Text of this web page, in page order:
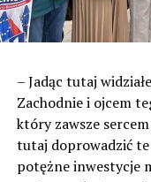
– Jadąc tutaj
Zachodnie i ojcem
który zawsze
tutaj doprowadzić
potężne inwestycje